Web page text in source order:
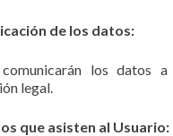
de los datos:
los datos a
legal.
que asisten al Usuario: